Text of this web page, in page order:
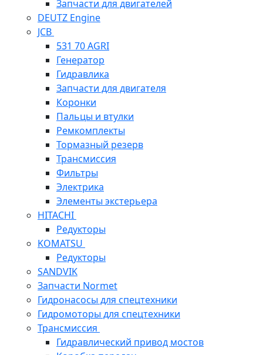
Запчасти для двигателей
DEUTZ Engine
JCB
531 70 AGRI
Генератор
Гидравлика
Запчасти для двигателя
Коронки
Пальцы и втулки
Ремкомплекты
Тормазный резерв
Трансмиссия
Фильтры
Электрика
Элементы экстерьера
HITACHI
Редукторы
KOMATSU
Редукторы
SANDVIK
Запчасти Normet
Гидронасосы для спецтехники
Гидромоторы для спецтехники
Трансмиссия
Гидравлический привод мостов